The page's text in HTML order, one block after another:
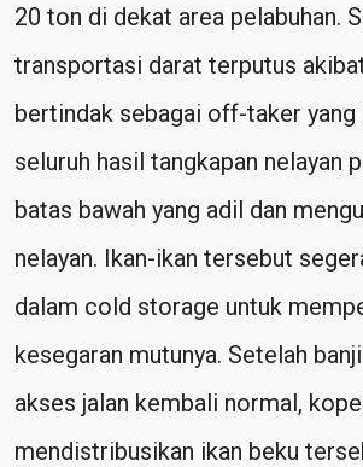
20 ton di dekat area pelabuhan.
transportasi darat terputus
bertindak sebagai off-taker yang
seluruh hasil tangkapan nelayan
batas bawah yang adil dan
nelayan. Ikan-ikan tersebut
dalam cold storage untuk
kesegaran mutunya. Setelah
akses jalan kembali normal,
mendistribusikan ikan beku